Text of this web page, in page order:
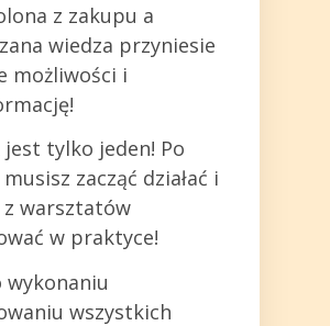
z zakupu a
wiedza przyniesie
możliwości i
jest tylko jeden! Po
zacząć działać i
z warsztatów
w praktyce!
wykonaniu
wszystkich